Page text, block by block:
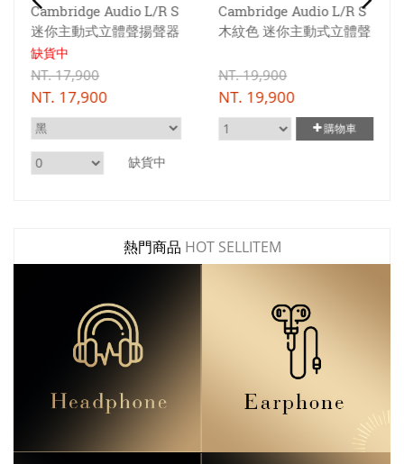
Cambridge Audio L/R S
迷你主動式立體聲揚聲器
缺貨中
NT.17,900
NT. 17,900
缺貨中
Cambridge Audio L/R S
木紋色 迷你主動式立體聲
NT.19,900
NT. 19,900
購物車
熱門商品 HOT SELLITEM